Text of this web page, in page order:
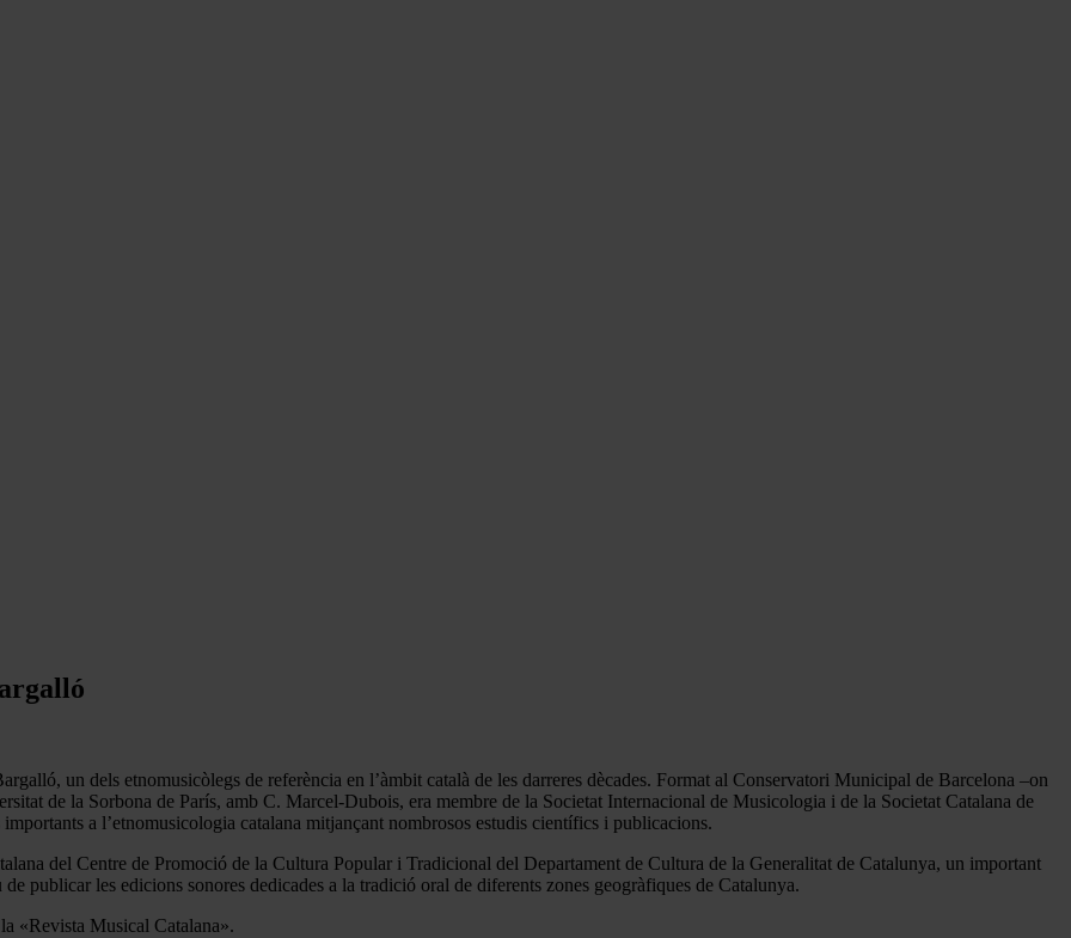
un dels etnomusicòlegs de referència en l’àmbit català de les darreres dècades. Format al Conservatori Municipal de Barcelona –on
de la Sorbona de París, amb C. Marcel-Dubois, era membre de la Societat Internacional de Musicologia i de la Societat Catalana de
a l’etnomusicologia catalana mitjançant nombrosos estudis científics i publicacions.
del Centre de Promoció de la Cultura Popular i Tradicional del Departament de Cultura de la Generalitat de Catalunya, un important
publicar les edicions sonores dedicades a la tradició oral de diferents zones geogràfiques de Catalunya.
«Revista Musical Catalana».